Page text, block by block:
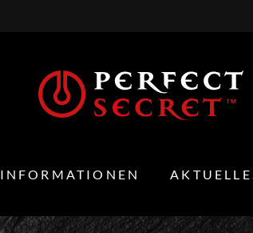
INFORMATIONEN